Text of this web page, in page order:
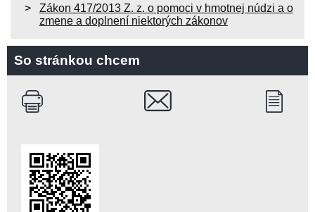
Zákon 417/2013 Z. z. o pomoci v hmotnej núdzi a o
zmene a doplnení niektorých zákonov
So stránkou chcem